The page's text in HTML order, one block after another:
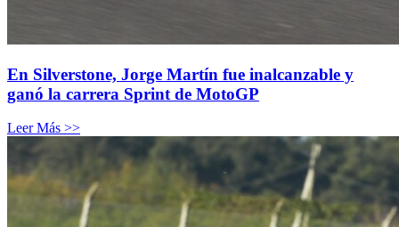
En Silverstone, Jorge Martín fue inalcanzable y
ganó la carrera Sprint de MotoGP
Leer Más >>